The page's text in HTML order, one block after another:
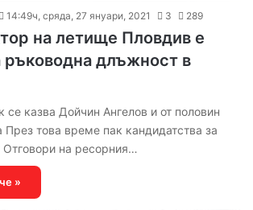
14:49ч, сряда, 27 януари, 2021 3 289
на летище Пловдив е
ръководна длъжност в
се казва Дойчин Ангелов и от половин
През това време пак кандидатства за
на ресорния…
»